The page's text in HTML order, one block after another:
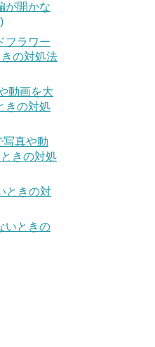
が開かな
フラワー
の対処法
動画を大
きの対処
写真や動
きの対処
ときの対
いときの